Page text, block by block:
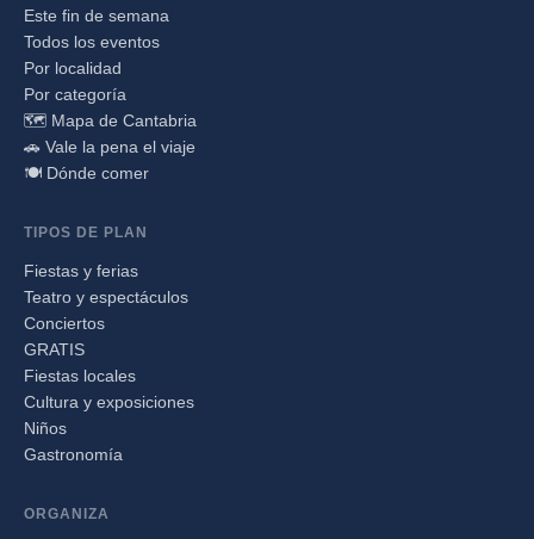
Este fin de semana
Todos los eventos
Por localidad
Por categoría
🗺️ Mapa de Cantabria
🚗 Vale la pena el viaje
🍽️ Dónde comer
TIPOS DE PLAN
Fiestas y ferias
Teatro y espectáculos
Conciertos
GRATIS
Fiestas locales
Cultura y exposiciones
Niños
Gastronomía
ORGANIZA